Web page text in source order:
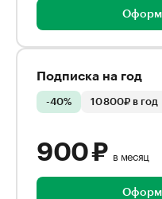
Подписка на год
-40% 10 800₽ в год
900 ₽ в месяц